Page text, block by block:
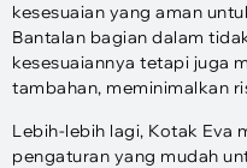
kesesuaian yang aman
Bantalan bagian dalam
kesesuaiannya tetapi juga
tambahan, meminimalkan
Lebih-lebih lagi, Kotak Eva
pengaturan yang mudah